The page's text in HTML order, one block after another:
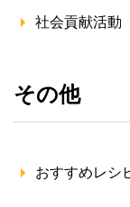
社会貢献活動
その他
おすすめレシ